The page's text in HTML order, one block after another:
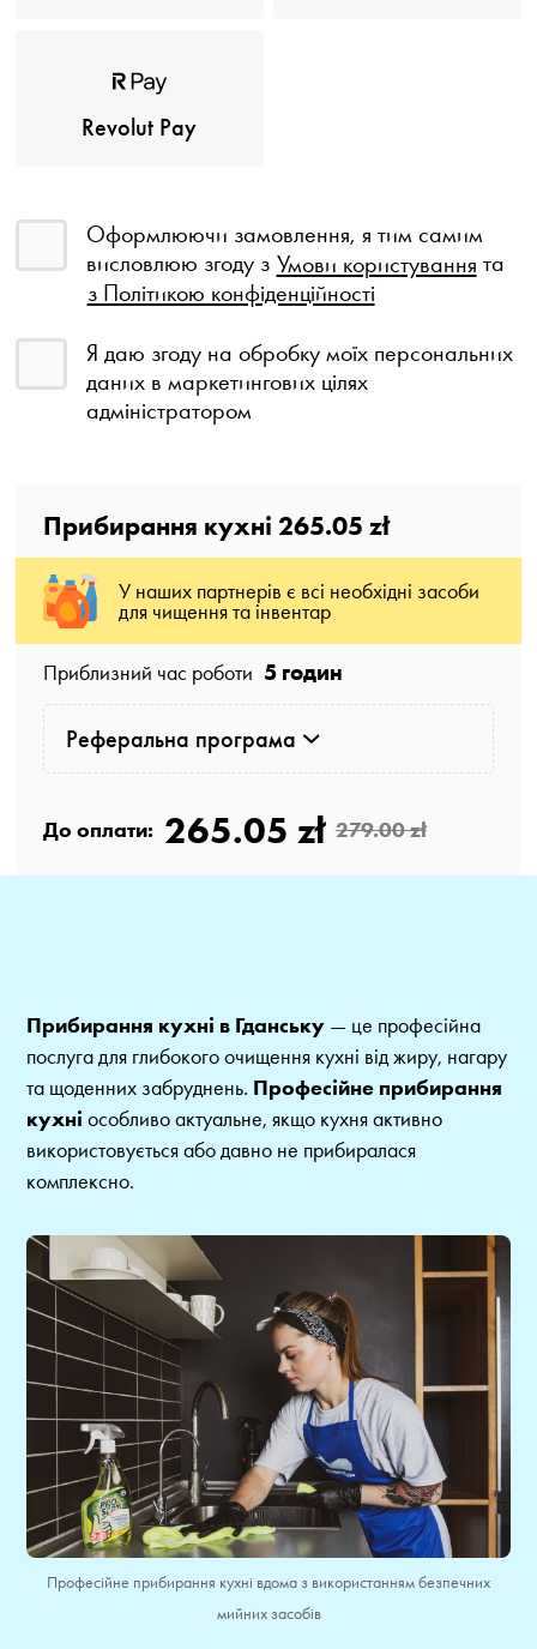
Revolut Pay
Оформлюючи замовлення, я тим самим
висловлюю згоду з Умови користування та
з Політикою конфіденційності
Я даю згоду на обробку моїх персональних
даних в маркетингових цілях
адміністратором
Прибирання кухні 265.05 zł
У наших партнерів є всі необхідні засоби
для чищення та інвентар
Приблизний час роботи 5 годин
Реферальна програма
До оплати: 265.05 zł 279.00 zł
Прибирання кухні в Гданську — це професійна
послуга для глибокого очищення кухні від жиру, нагару
та щоденних забруднень. Професійне прибирання
кухні особливо актуальне, якщо кухня активно
використовується або давно не прибиралася
комплексно.
Професійне прибирання кухні вдома з використанням безпечних
мийних засобів